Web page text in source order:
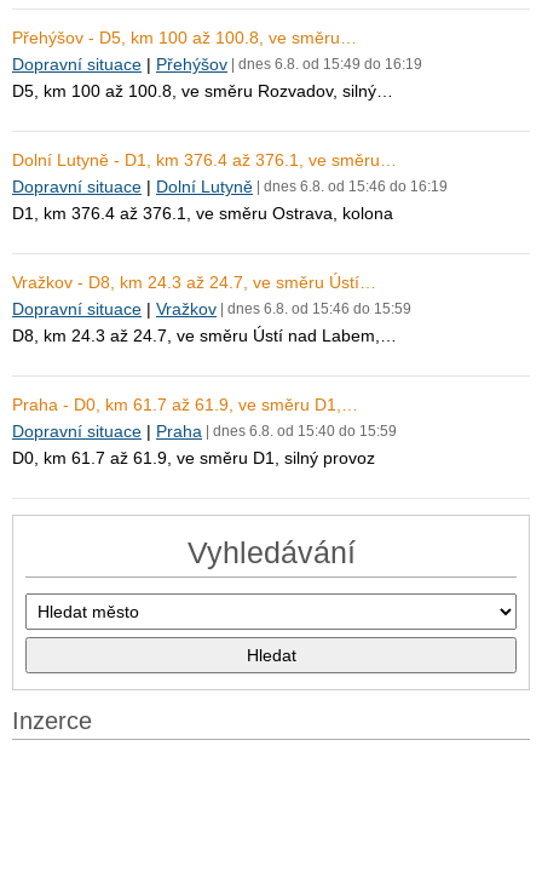
Přehýšov - D5, km 100 až 100.8, ve směru…
Dopravní situace | Přehýšov | dnes 6.8. od 15:49 do 16:19
D5, km 100 až 100.8, ve směru Rozvadov, silný…
Dolní Lutyně - D1, km 376.4 až 376.1, ve směru…
Dopravní situace | Dolní Lutyně | dnes 6.8. od 15:46 do 16:19
D1, km 376.4 až 376.1, ve směru Ostrava, kolona
Vražkov - D8, km 24.3 až 24.7, ve směru Ústí…
Dopravní situace | Vražkov | dnes 6.8. od 15:46 do 15:59
D8, km 24.3 až 24.7, ve směru Ústí nad Labem,…
Praha - D0, km 61.7 až 61.9, ve směru D1,…
Dopravní situace | Praha | dnes 6.8. od 15:40 do 15:59
D0, km 61.7 až 61.9, ve směru D1, silný provoz
Vyhledávání
Inzerce